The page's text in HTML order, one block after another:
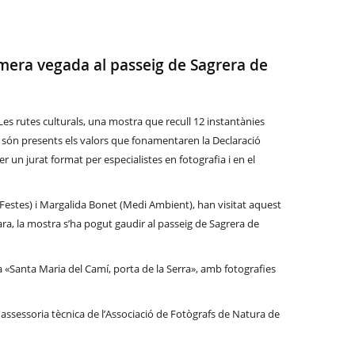
vegada al passeig de Sagrera de
rutes culturals, una mostraque recull 12 instantànies
presents els valors que fonamentaren la Declaració
un jurat format per especialistes en fotografia i en el
i Margalida Bonet (Medi Ambient), han visitat aquest
la mostra s’ha pogut gaudir al passeig de Sagrera de
Maria del Camí, porta de la Serra», amb fotografies
tècnica de l’Associació de Fotògrafs de Natura de